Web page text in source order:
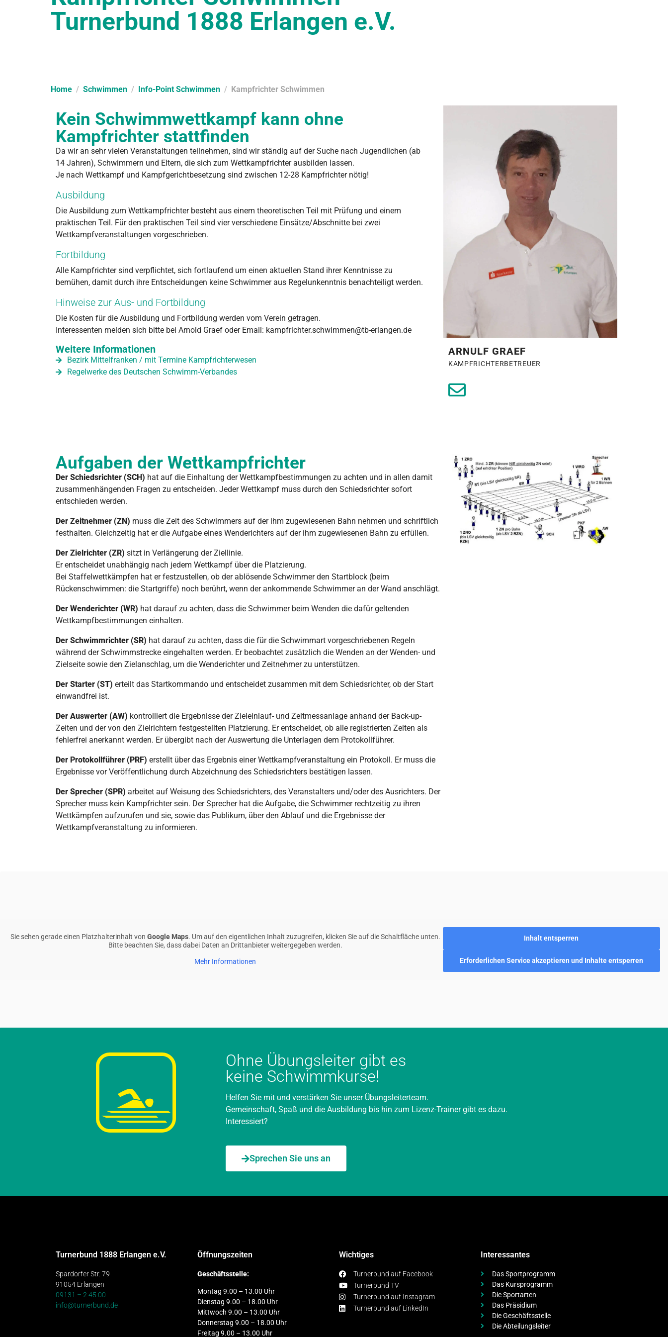
Turnerbund 1888 Erlangen e.V.
Home Schwimmen Info-Point Schwimmen Kampfrichter Schwimmen
Kein Schwimmwettkampf kann ohne
Kampfrichter stattfinden
Da wir an sehr vielen Veranstaltungen teilnehmen, sind wir ständig auf der Suche nach Jugendlichen (ab
14 Jahren), Schwimmern und Eltern, die sich zum Wettkampfrichter ausbilden lassen.
Je nach Wettkampf und Kampfgerichtbesetzung sind zwischen 12-28 Kampfrichter nötig!
Ausbildung
Die Ausbildung zum Wettkampfrichter besteht aus einem theoretischen Teil mit Prüfung und einem
praktischen Teil. Für den praktischen Teil sind vier verschiedene Einsätze/Abschnitte bei zwei
Wettkampfveranstaltungen vorgeschrieben.
Fortbildung
Alle Kampfrichter sind verpflichtet, sich fortlaufend um einen aktuellen Stand ihrer Kenntnisse zu
bemühen, damit durch ihre Entscheidungen keine Schwimmer aus Regelunkenntnis benachteiligt werden.
Hinweise zur Aus- und Fortbildung
Die Kosten für die Ausbildung und Fortbildung werden vom Verein getragen.
Interessenten melden sich bitte bei Arnold Graef oder Email: kampfrichter.schwimmen@tb-erlangen.de
Weitere Informationen
Bezirk Mittelfranken / mit Termine Kampfrichterwesen
Regelwerke des Deutschen Schwimm-Verbandes
ARNULF GRAEF
KAMPFRICHTERBETREUER
Aufgaben der Wettkampfrichter
Der Schiedsrichter (SCH) hat auf die Einhaltung der Wettkampfbestimmungen zu achten und in allen damit
zusammenhängenden Fragen zu entscheiden. Jeder Wettkampf muss durch den Schiedsrichter sofort
entschieden werden.
Der Zeitnehmer (ZN) muss die Zeit des Schwimmers auf der ihm zugewiesenen Bahn nehmen und schriftlich
festhalten. Gleichzeitig hat er die Aufgabe eines Wenderichters auf der ihm zugewiesenen Bahn zu erfüllen.
Der Zielrichter (ZR) sitzt in Verlängerung der Ziellinie.
Er entscheidet unabhängig nach jedem Wettkampf über die Platzierung.
Bei Staffelwettkämpfen hat er festzustellen, ob der ablösende Schwimmer den Startblock (beim
Rückenschwimmen: die Startgriffe) noch berührt, wenn der ankommende Schwimmer an der Wand anschlägt.
Der Wenderichter (WR) hat darauf zu achten, dass die Schwimmer beim Wenden die dafür geltenden
Wettkampfbestimmungen einhalten.
Der Schwimmrichter (SR) hat darauf zu achten, dass die für die Schwimmart vorgeschriebenen Regeln
während der Schwimmstrecke eingehalten werden. Er beobachtet zusätzlich die Wenden an der Wenden- und
Zielseite sowie den Zielanschlag, um die Wenderichter und Zeitnehmer zu unterstützen.
Der Starter (ST) erteilt das Startkommando und entscheidet zusammen mit dem Schiedsrichter, ob der Start
einwandfrei ist.
Der Auswerter (AW) kontrolliert die Ergebnisse der Zieleinlauf- und Zeitmessanlage anhand der Back-up-
Zeiten und der von den Zielrichtern festgestellten Platzierung. Er entscheidet, ob alle registrierten Zeiten als
fehlerfrei anerkannt werden. Er übergibt nach der Auswertung die Unterlagen dem Protokollführer.
Der Protokollführer (PRF) erstellt über das Ergebnis einer Wettkampfveranstaltung ein Protokoll. Er muss die
Ergebnisse vor Veröffentlichung durch Abzeichnung des Schiedsrichters bestätigen lassen.
Der Sprecher (SPR) arbeitet auf Weisung des Schiedsrichters, des Veranstalters und/oder des Ausrichters. Der
Sprecher muss kein Kampfrichter sein. Der Sprecher hat die Aufgabe, die Schwimmer rechtzeitig zu ihren
Wettkämpfen aufzurufen und sie, sowie das Publikum, über den Ablauf und die Ergebnisse der
Wettkampfveranstaltung zu informieren.
Sie sehen gerade einen Platzhalterinhalt von Google Maps. Um auf den eigentlichen Inhalt zuzugreifen, klicken Sie auf die Schaltfläche unten.
Bitte beachten Sie, dass dabei Daten an Drittanbieter weitergegeben werden.
Mehr Informationen
Inhalt entsperren
Erforderlichen Service akzeptieren und Inhalte entsperren
Ohne Übungsleiter gibt es
keine Schwimmkurse!
Helfen Sie mit und verstärken Sie unser Übungsleiterteam.
Gemeinschaft, Spaß und die Ausbildung bis hin zum Lizenz-Trainer gibt es dazu.
Interessiert?
Sprechen Sie uns an
Turnerbund 1888 Erlangen e.V.
Spardorfer Str. 79
91054 Erlangen
09131 – 2 45 00
info@turnerbund.de
Öffnungszeiten
Geschäftsstelle:
Montag 9.00 – 13.00 Uhr
Dienstag 9.00 – 18.00 Uhr
Mittwoch 9.00 – 13.00 Uhr
Donnerstag 9.00 – 18.00 Uhr
Freitag 9.00 – 13.00 Uhr
Wichtiges
Turnerbund auf Facebook
Turnerbund TV
Turnerbund auf Instagram
Turnerbund auf LinkedIn
Interessantes
Das Sportprogramm
Das Kursprogramm
Die Sportarten
Das Präsidium
Die Geschäftsstelle
Die Abteilungsleiter